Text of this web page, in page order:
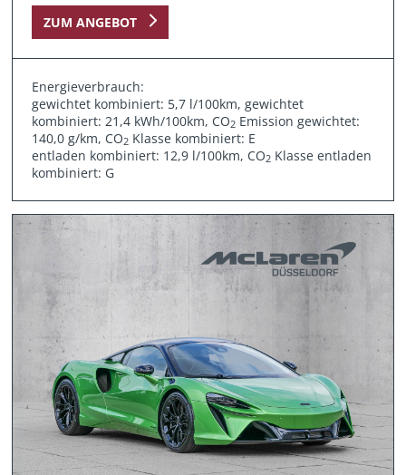
ZUM ANGEBOT
Energieverbrauch:
gewichtet kombiniert: 5,7 l/100km, gewichtet
kombiniert: 21,4 kWh/100km, CO2 Emission gewichtet:
140,0 g/km, CO2 Klasse kombiniert: E
entladen kombiniert: 12,9 l/100km, CO2 Klasse entladen
kombiniert: G